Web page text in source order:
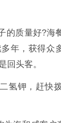
的质量好?海
年，获得众
回头客。
氢钾 ，赶快